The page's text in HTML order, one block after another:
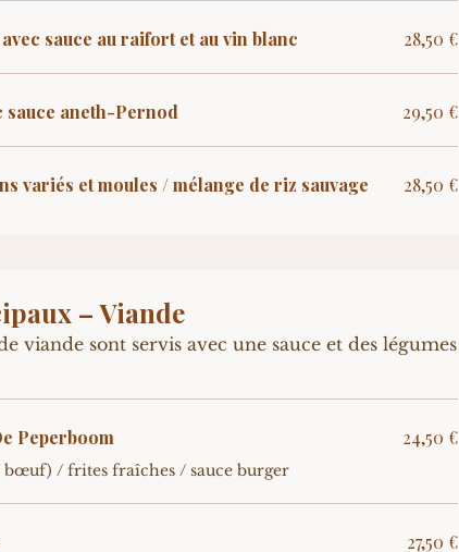
sauce au raifort et au vin blanc 28,50 €
sauce aneth-Pernod 29,50 €
variés et moules / mélange de riz sauvage 28,50 €
– Viande
viande sont servis avec une sauce et des légumes
Peperboom
bœuf) / frites fraîches / sauce burger
24,50 €
27,50 €